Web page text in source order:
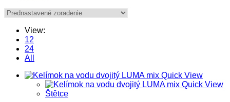
View:
12
24
All
Quick View
Quick View
Štětce